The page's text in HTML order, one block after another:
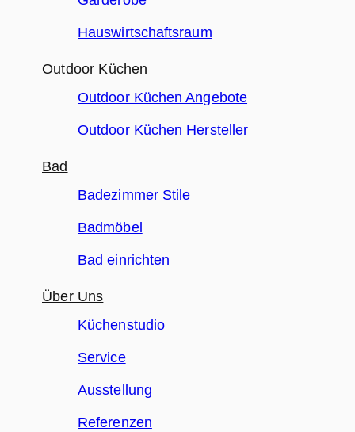
Hauswirtschaftsraum
Outdoor Küchen
Outdoor Küchen Angebote
Outdoor Küchen Hersteller
Bad
Badezimmer Stile
Badmöbel
Bad einrichten
Über Uns
Küchenstudio
Service
Ausstellung
Referenzen